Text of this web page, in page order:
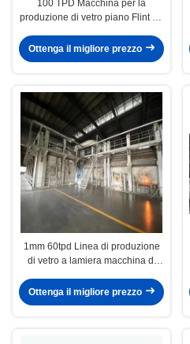
100 TPD Macchina per la
produzione di vetro piano Flint da
Ottenga il migliore prezzo
1mm 60tpd Linea di produzione
di vetro a lamiera macchina di
Ottenga il migliore prezzo